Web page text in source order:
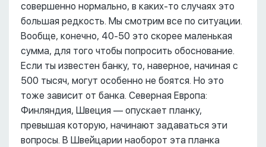
совершенно нормально, в каких-то случаях это
большая редкость. Мы смотрим все по ситуации.
Вообще, конечно, 40-50 это скорее маленькая
сумма, для того чтобы попросить обоснование.
Если ты известен банку, то, наверное, начиная с
500 тысяч, могут особенно не боятся. Но это
тоже зависит от банка. Северная Европа:
Финляндия, Швеция –– опускает планку,
превышая которую, начинают задаваться эти
вопросы. В Швейцарии наоборот эта планка